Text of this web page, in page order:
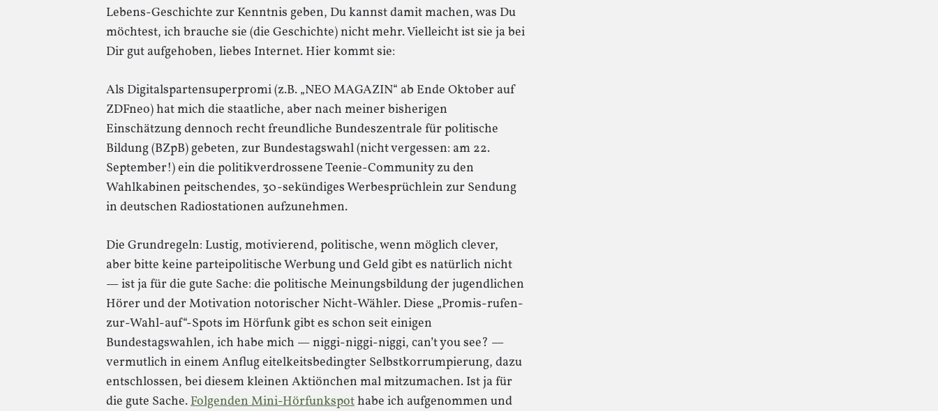
Lebens-Geschichte zur Kenntnis geben, Du kannst damit machen, was Du
möchtest, ich brauche sie (die Geschichte) nicht mehr. Vielleicht ist sie ja bei
Dir gut aufgehoben, liebes Internet. Hier kommt sie:
Als Digitalspartensuperpromi (z.B. „NEO MAGAZIN“ ab Ende Oktober auf
ZDFneo) hat mich die staatliche, aber nach meiner bisherigen
Einschätzung dennoch recht freundliche Bundeszentrale für politische
Bildung (BZpB) gebeten, zur Bundestagswahl (nicht vergessen: am 22.
September!) ein die politikverdrossene Teenie-Community zu den
Wahlkabinen peitschendes, 30-sekündiges Werbesprüchlein zur Sendung
in deutschen Radiostationen aufzunehmen.
Die Grundregeln: Lustig, motivierend, politische, wenn möglich clever,
aber bitte keine parteipolitische Werbung und Geld gibt es natürlich nicht
— ist ja für die gute Sache: die politische Meinungsbildung der jugendlichen
Hörer und der Motivation notorischer Nicht-Wähler. Diese „Promis-rufen-
zur-Wahl-auf“-Spots im Hörfunk gibt es schon seit einigen
Bundestagswahlen, ich habe mich — niggi-niggi-niggi, can’t you see? —
vermutlich in einem Anflug eitelkeitsbedingter Selbstkorrumpierung, dazu
entschlossen, bei diesem kleinen Aktiönchen mal mitzumachen. Ist ja für
die gute Sache.Folgenden Mini-Hörfunkspothabe ich aufgenommen und